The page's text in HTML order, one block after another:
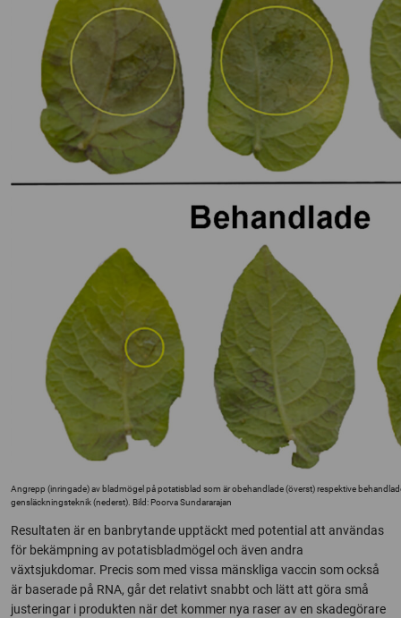
Angrepp (inringade) av bladmögel på potatisblad som är obehandlade (överst) respektive
gensläckningsteknik (nederst). Bild: Poorva Sundararajan
Resultaten är en banbrytande upptäckt med potential att användas
för bekämpning av potatisbladmögel och även andra
växtsjukdomar. Precis som med vissa mänskliga vaccin som också
är baserade på RNA, går det relativt snabbt och lätt att göra små
justeringar i produkten när det kommer nya raser av en skadegörare